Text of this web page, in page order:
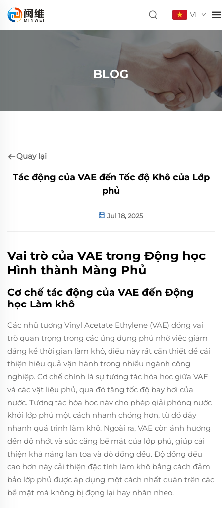
VI
BLOG
Quay lại
Tác động của VAE đến Tốc độ Khô của Lớp
phủ
Jul 18, 2025
Vai trò của VAE trong Động học
Hình thành Màng Phủ
Cơ chế tác động của VAE đến Động
học Làm khô
Các nhũ tương Vinyl Acetate Ethylene (VAE) đóng vai
trò quan trọng trong các ứng dụng phủ nhờ việc giảm
đáng kể thời gian làm khô, điều này rất cần thiết để cải
thiện hiệu quả vận hành trong nhiều ngành công
nghiệp. Cơ chế chính là sự tương tác hóa học giữa VAE
và các vật liệu phủ, qua đó tăng tốc độ bay hơi của
nước. Tương tác hóa học này cho phép giải phóng nước
khỏi lớp phủ một cách nhanh chóng hơn, từ đó đẩy
nhanh quá trình làm khô. Ngoài ra, VAE còn ảnh hưởng
đến độ nhớt và sức căng bề mặt của lớp phủ, giúp cải
thiện khả năng lan tỏa và độ đồng đều. Độ đồng đều
cao hơn này cải thiện đặc tính làm khô bằng cách đảm
bảo lớp phủ được áp dụng một cách nhất quán trên các
bề mặt mà không bị đọng lại hay nhăn nheo.